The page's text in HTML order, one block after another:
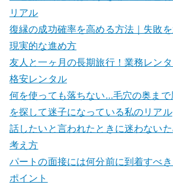
リアル
復縁の成功確率を高める方法｜失敗
現実的な進め方
友人と一ヶ月の長期旅行！業務レン
格安レンタル
何を使っても落ちない…毛穴の奥ま
を探して迷子になっている私のリアル
話したいと言われたときに迷わない
考え方
パートの面接には何分前に到着すべ
ポイント